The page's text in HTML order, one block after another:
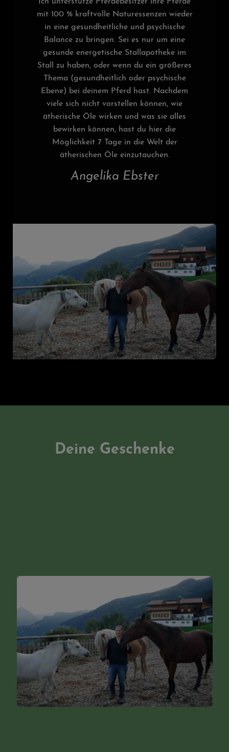
mit 100 % kraftvolle Naturessenzen wieder
in eine gesundheitliche und psychische
Balance zu bringen. Sei es nur um eine
gesunde energetische Stallapotheke im
Stall zu haben, oder wenn du ein größeres
Thema (gesundheitlich oder psychische
Ebene) bei deinem Pferd hast. Nachdem
viele sich nicht vorstellen können, wie
ätherische Öle wirken und was sie alles
bewirken können, hast du hier die
Möglichkeit 7 Tage in die Welt der
ätherischen Öle einzutauchen.
Angelika Ebster
Deine Geschenke